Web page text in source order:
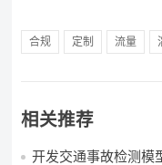
合规 定制 流量
相关推荐
开发交通事故检测模